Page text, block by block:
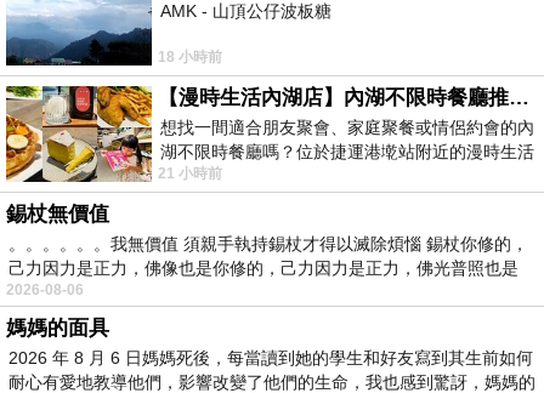
商品訊息簡述
AMK - 山頂公仔波板糖
18 小時前
【漫時生活內湖店】內湖不限時餐廳推薦｜捷運港墘站美食，聚餐、約會、家庭聚會首選，正餐甜點一次滿足
想找一間適合朋友聚會、家庭聚餐或情侶約會的內
湖不限時餐廳嗎？位於捷運港墘站附近的漫時生活
內湖店，從捷運站步行約4分鐘即可抵
21 小時前
錫杖無價值
。。。。。。我無價值 須親手執持錫杖才得以滅除煩惱 錫杖你修的，
己力因力是正力，佛像也是你修的，己力因力是正力，佛光普照也是
2026-08-06
媽媽的面具
2026 年 8 月 6 日媽媽死後，每當讀到她的學生和好友寫到其生前如何
耐心有愛地教導他們，影響改變了他們的生命，我也感到驚訝，媽媽的